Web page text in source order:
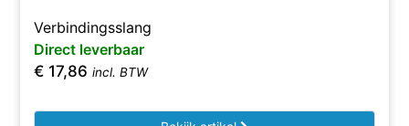
Verbindingsslang
Direct leverbaar
€ 17,86 incl. BTW